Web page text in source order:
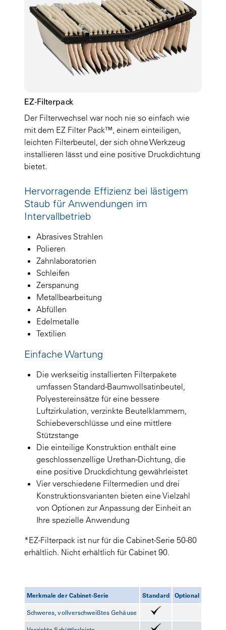
EZ-Filterpack
Der Filterwechsel war noch nie so einfach wie
mit dem EZ Filter Pack™, einem einteiligen,
leichten Filterbeutel, der sich ohne Werkzeug
installieren lässt und eine positive Druckdichtung
bietet.
Hervorragende Effizienz bei lästigem
Staub für Anwendungen im
Intervallbetrieb
Abrasives Strahlen
Polieren
Zahnlaboratorien
Schleifen
Zerspanung
Metallbearbeitung
Abfüllen
Edelmetalle
Textilien
Einfache Wartung
Die werkseitig installierten Filterpakete
umfassen Standard-Baumwollsatinbeutel,
Polyestereinsätze für eine bessere
Luftzirkulation, verzinkte Beutelklammern,
Schiebeverschlüsse und eine mittlere
Stützstange
Die einteilige Konstruktion enthält eine
geschlossenzellige Urethan-Dichtung, die
eine positive Druckdichtung gewährleistet
Vier verschiedene Filtermedien und drei
Konstruktionsvarianten bieten eine Vielzahl
von Optionen zur Anpassung der Einheit an
Ihre spezielle Anwendung
*EZ-Filterpack ist nur für die Cabinet-Serie 50-80
erhältlich. Nicht erhältlich für Cabinet 90.
Merkmale der Cabinet-Serie Standard Optional
Schweres, vollverschweißtes Gehäuse